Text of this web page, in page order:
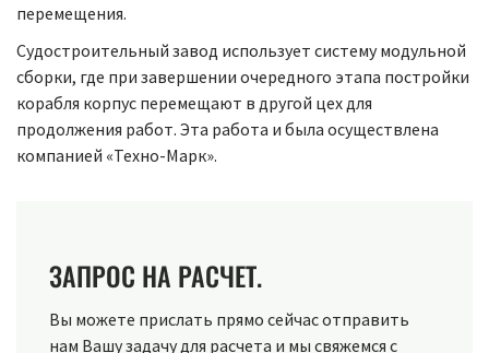
перемещения.
Судостроительный завод использует систему модульной
сборки, где при завершении очередного этапа постройки
корабля корпус перемещают в другой цех для
продолжения работ. Эта работа и была осуществлена
компанией «Техно-Марк».
ЗАПРОС НА РАСЧЕТ.
Вы можете прислать прямо сейчас отправить
нам Вашу задачу для расчета и мы свяжемся с